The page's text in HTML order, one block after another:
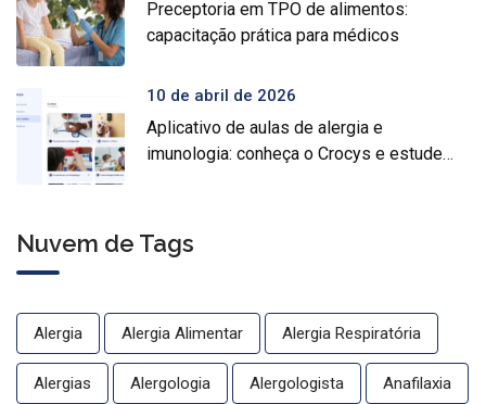
Preceptoria em TPO de alimentos:
capacitação prática para médicos
10 de abril de 2026
Aplicativo de aulas de alergia e
imunologia: conheça o Crocys e estude
Nuvem de Tags
Alergia Alergia Alimentar Alergia Respiratória
Alergias Alergologia Alergologista Anafilaxia